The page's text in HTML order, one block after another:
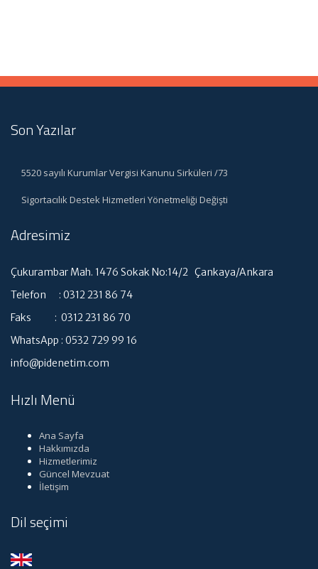
Son Yazılar
5520 sayılı Kurumlar Vergisi Kanunu Sirküleri /73
Sigortacılık Destek Hizmetleri Yönetmeliği Değişti
Adresimiz
Çukurambar Mah. 1476 Sokak No:14/2 Çankaya/Ankara
Telefon : 0312 231 86 74
Faks : 0312 231 86 70
WhatsApp : 0532 729 99 16
info@pidenetim.com
Hızlı Menü
Ana Sayfa
Hakkımızda
Hizmetlerimiz
Güncel Mevzuat
İletişim
Dil seçimi